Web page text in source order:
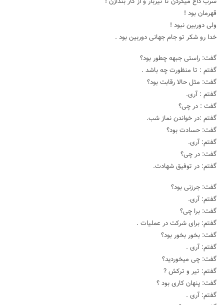
قهرمان بود !
ولی دوربین نبود !
خدا رو شکر تو جام جهانی دوربین بود .
گفت: راستی جبهه چطور بود؟
گفتم : تا منظورت چه باشد .
گفت: مثل حالا رقابت بود؟
گفتم : آری.
گفت : در چی؟
گفتم :در خواندن نماز شب.
گفت: حسادت بود؟
گفتم: آری.
گفت: در چی؟
گفتم: در توفیق شهادت.
گفت: جرزنی بود؟
گفتم: آری.
گفت: برا چی؟
گفتم: برای شرکت در عملیات .
گفت: بخور بخور بود؟
گفتم: آری .
گفت: چی میخوردید؟
گفتم: تیر و ترکش ?
گفت: پنهان کاری بود ؟
گفتم: آری .